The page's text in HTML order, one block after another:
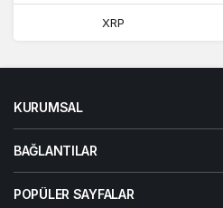
XRP
KURUMSAL
BAĞLANTILAR
POPÜLER SAYFALAR